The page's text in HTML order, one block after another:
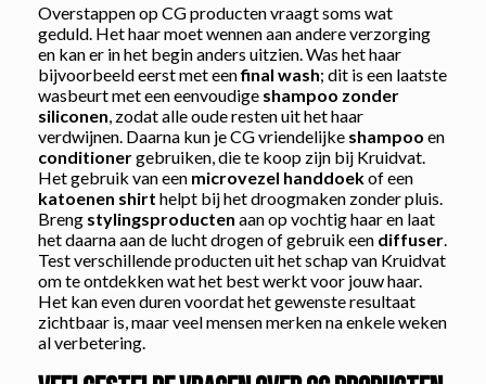
Overstappen op CG producten vraagt soms wat
geduld. Het haar moet wennen aan andere verzorging
en kan er in het begin anders uitzien. Was het haar
bijvoorbeeld eerst met eenfinal wash; dit is een laatste
wasbeurt met een eenvoudige shampoo zonder
siliconen, zodat alle oude resten uit het haar
verdwijnen. Daarna kun je CG vriendelijke shampoo en
conditionergebruiken, die te koop zijn bij Kruidvat.
Het gebruik van een microvezel handdoekof een
katoenen shirt helpt bij het droogmaken zonder pluis.
Breng stylingsproducten aan op vochtig haar en laat
het daarna aan de lucht drogen of gebruik een diffuser.
Test verschillende producten uit het schap van Kruidvat
om te ontdekken wat het best werkt voor jouw haar.
Het kan even duren voordat het gewenste resultaat
zichtbaar is, maar veel mensen merken na enkele weken
al verbetering.